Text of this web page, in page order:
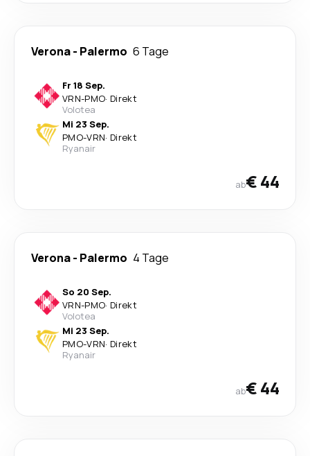
Verona- Palermo 6 Tage
Fr 18 Sep.
VRN-PMO· Direkt
Volotea
Mi 23 Sep.
PMO-VRN· Direkt
Ryanair
ab€ 44
Verona- Palermo 4 Tage
So 20 Sep.
VRN-PMO· Direkt
Volotea
Mi 23 Sep.
PMO-VRN· Direkt
Ryanair
ab€ 44